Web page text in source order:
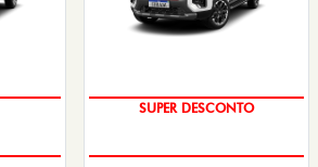
SUPER DESCONTO